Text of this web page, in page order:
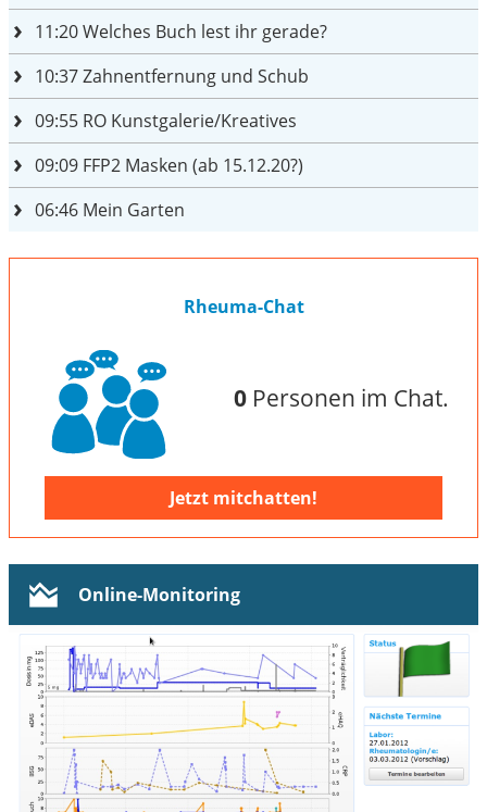
11:20Welches Buch lest ihr gerade?
10:37Zahnentfernung und Schub
09:55 RO Kunstgalerie/Kreatives
09:09 FFP2 Masken (ab 15.12.20?)
06:46 Mein Garten
Rheuma-Chat
0Personen im Chat.
Jetzt mitchatten!
Online-Monitoring